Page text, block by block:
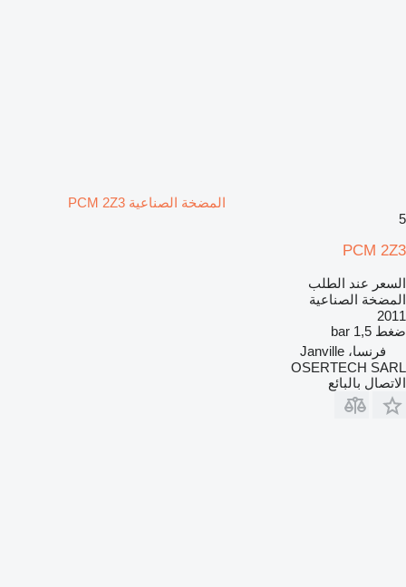
المضخة الصناعية PCM 2Z3
5
PCM 2Z3
السعر عند الطلب
المضخة الصناعية
2011
ضغط 1,5 bar
فرنسا، Janville
OSERTECH SARL
الاتصال بالبائع